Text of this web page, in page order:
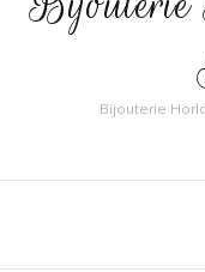
Bijouterie